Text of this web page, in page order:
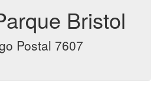
Bristol
Postal 7607